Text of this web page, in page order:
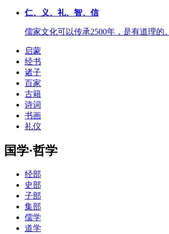
仁、义、礼、智、信
儒家文化可以传承2500年，是有道理的。
启蒙
经书
诸子
百家
古籍
诗词
书画
礼仪
国学·哲学
经部
史部
子部
集部
儒学
道学